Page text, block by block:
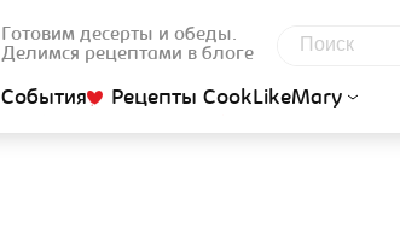
Готовим десерты и обеды.
Делимся рецептами в блоге
События Рецепты CookLikeMary